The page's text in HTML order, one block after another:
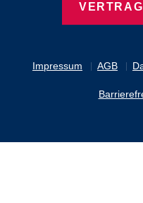
Impressum AGB